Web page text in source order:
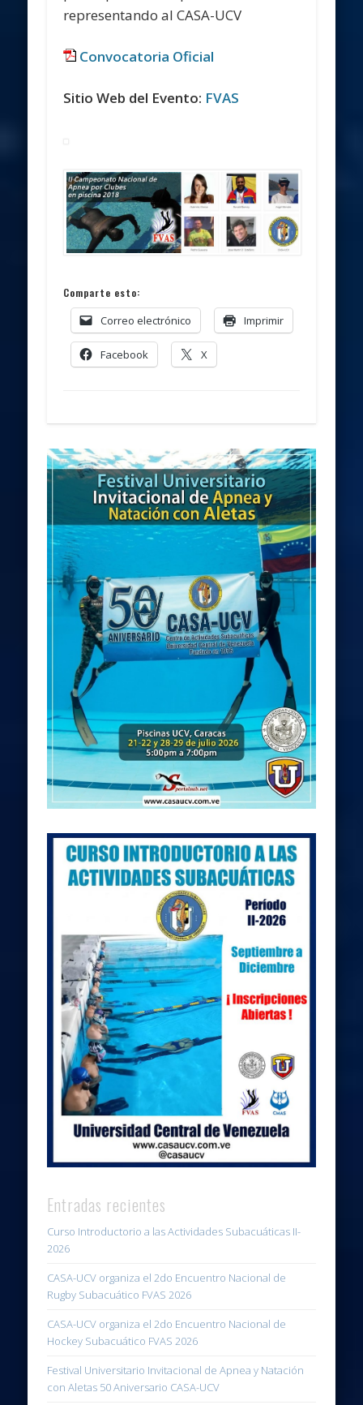
representando al CASA-UCV
Convocatoria Oficial
Sitio Web del Evento: FVAS
Comparte esto:
Correo electrónico Imprimir
Facebook X
Entradas recientes
Curso Introductorio a las Actividades Subacuáticas II-
2026
CASA-UCV organiza el 2do Encuentro Nacional de
Rugby Subacuático FVAS 2026
CASA-UCV organiza el 2do Encuentro Nacional de
Hockey Subacuático FVAS 2026
Festival Universitario Invitacional de Apnea y Natación
con Aletas 50 Aniversario CASA-UCV